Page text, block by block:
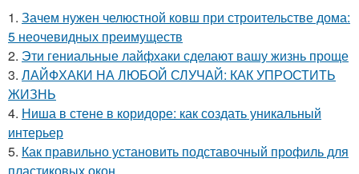
1. Зачем нужен челюстной ковш при строительстве дома:
5 неочевидных преимуществ
2. Эти гениальные лайфхаки сделают вашу жизнь проще
3. ЛАЙФХАКИ НА ЛЮБОЙ СЛУЧАЙ: КАК УПРОСТИТЬ
ЖИЗНЬ
4. Ниша в стене в коридоре: как создать уникальный
интерьер
5. Как правильно установить подставочный профиль для
пластиковых окон